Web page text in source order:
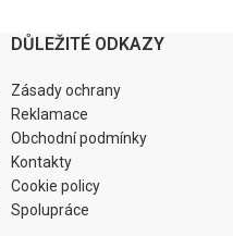
DŮLEŽITÉ ODKAZY
Zásady ochrany
Reklamace
Obchodní podmínky
Kontakty
Cookie policy
Spolupráce